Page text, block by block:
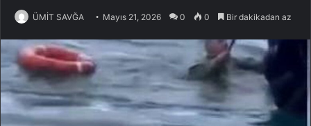
ÜMİT SAVĞA Mayıs 21, 2026 0 0 Bir dakikadan az